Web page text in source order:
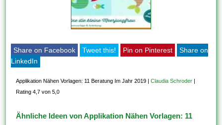
Share on Facebook Tweet this! Pin on Pinterest
Share on
LinkedIn
Applikation Nähen Vorlagen: 11 Beratung Im Jahr 2019 |Claudia Schroder |
Rating 4,7 von 5,0
Ähnliche Ideen von Applikation Nähen Vorlagen: 11